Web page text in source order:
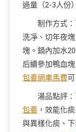
過量（2-3人份
制作方式
洗凈、切年夜
塊。鍋內加水
后續參加鴨血
包養網車馬費可
湯品點評
包養 ，效能化
與異樣化痰、